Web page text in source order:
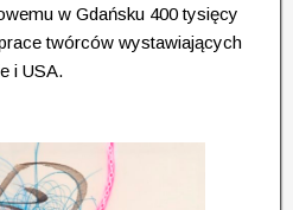
w Gdańsku 400 tysięcy
twórców wystawiających
i USA.